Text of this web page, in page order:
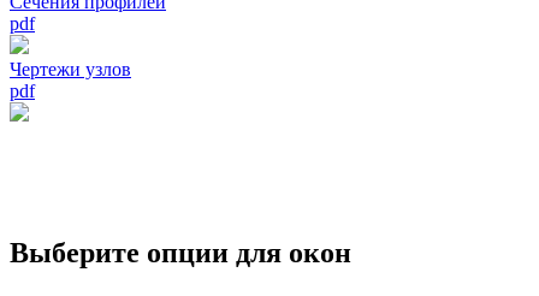
pdf
Чертежи узлов
pdf
Выберите опции для окон